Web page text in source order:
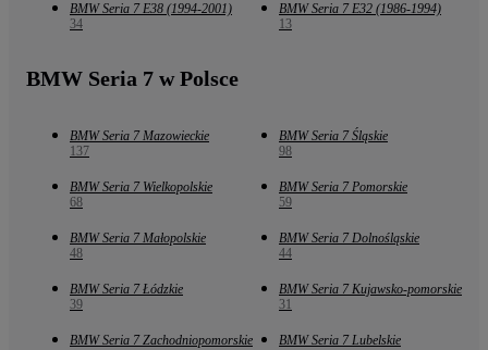
BMW Seria 7 E38 (1994-2001)
34
BMW Seria 7 E32 (1986-1994)
13
BMW Seria 7 w Polsce
BMW Seria 7 Mazowieckie
137
BMW Seria 7 Śląskie
98
BMW Seria 7 Wielkopolskie
68
BMW Seria 7 Pomorskie
59
BMW Seria 7 Małopolskie
48
BMW Seria 7 Dolnośląskie
44
BMW Seria 7 Łódzkie
39
BMW Seria 7 Kujawsko-pomorskie
31
BMW Seria 7 Zachodniopomorskie
BMW Seria 7 Lubelskie